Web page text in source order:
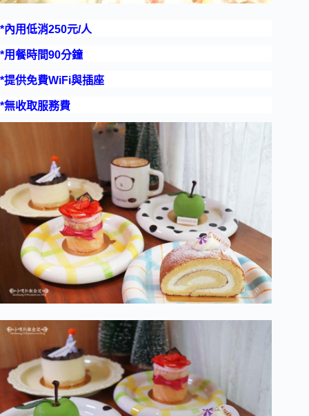
*內用低消250元/人
*用餐時間90分鐘
*提供免費WiFi與插座
*無收取服務費